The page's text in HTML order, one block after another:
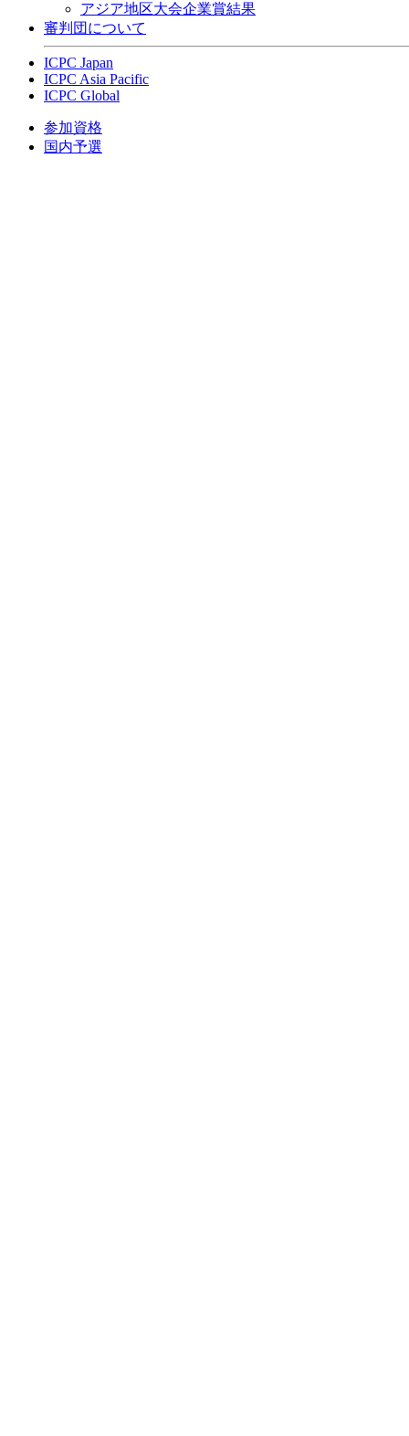
アジア地区大会企業賞結果
審判団について
ICPC Japan
ICPC Asia Pacific
ICPC Global
参加資格
国内予選